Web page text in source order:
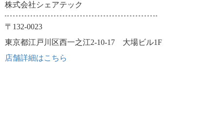
株式会社シェアテック
〒132-0023
東京都江戸川区西一之江2-10-17 大場ビル1F
店舗詳細はこちら